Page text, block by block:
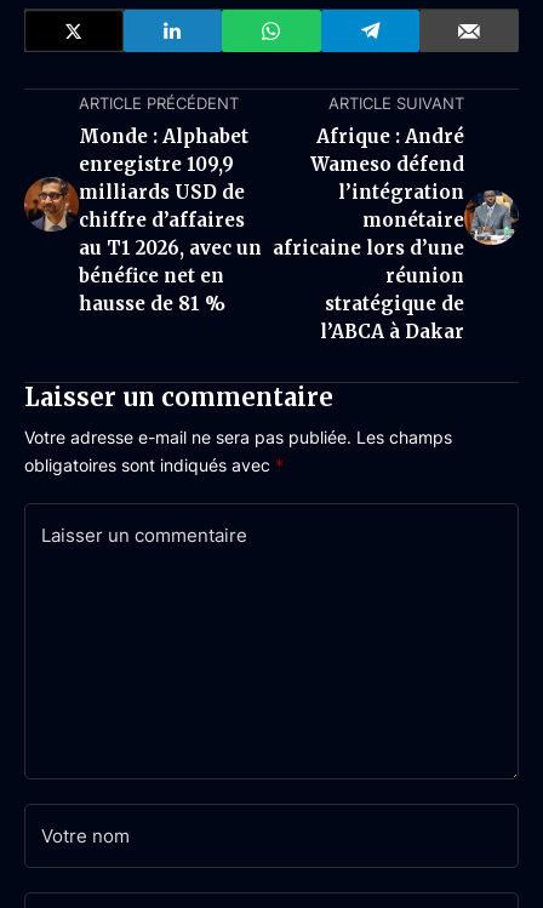
ARTICLE PRÉCÉDENT
Monde : Alphabet
enregistre 109,9
milliards USD de
chiffre d’affaires
au T1 2026, avec un
bénéfice net en
hausse de 81 %
ARTICLE SUIVANT
Afrique : André
Wameso défend
l’intégration
monétaire
africaine lors d’une
réunion
stratégique de
l’ABCA à Dakar
Laisser un commentaire
Votre adresse e-mail ne sera pas publiée. Les champs
obligatoires sont indiqués avec *